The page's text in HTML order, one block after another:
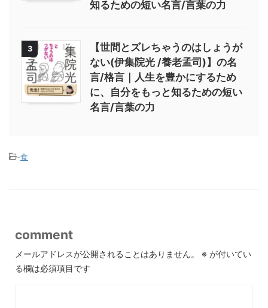
知るための短い名言/言葉の力
3
【世間とズレちゃうのはしょうが
ない(伊集院光 /養老孟司)】の名
言/格言｜人生を豊かにするため
に、自分をもっと知るための短い
名言/言葉の力
-食
comment
メールアドレスが公開されることはありません。 ※ が付いてい
る欄は必須項目です